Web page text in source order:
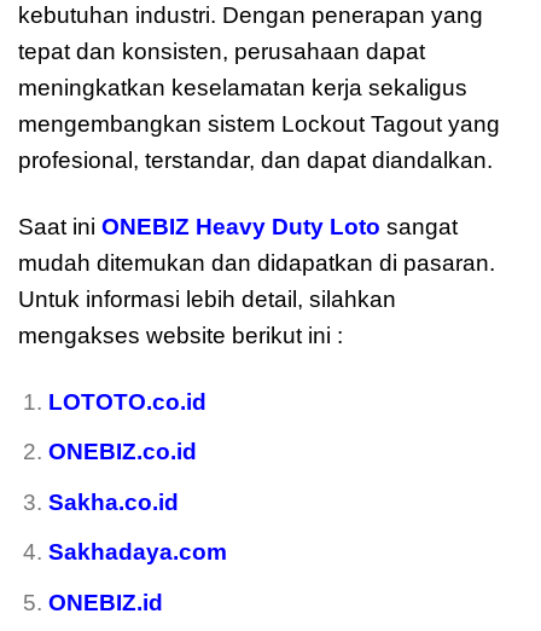
kebutuhan industri. Dengan penerapan yang
tepat dan konsisten, perusahaan dapat
meningkatkan keselamatan kerja sekaligus
mengembangkan sistem Lockout Tagout yang
profesional, terstandar, dan dapat diandalkan.
Saat ini ONEBIZ Heavy Duty Loto sangat
mudah ditemukan dan didapatkan di pasaran.
Untuk informasi lebih detail, silahkan
mengakses website berikut ini :
LOTOTO.co.id
ONEBIZ.co.id
Sakha.co.id
Sakhadaya.com
ONEBIZ.id